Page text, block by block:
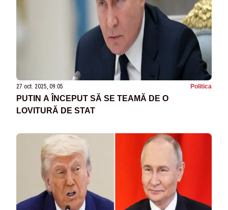
27 oct. 2025, 09:05 Politica
PUTIN A ÎNCEPUT SĂ SE TEAMĂ DE O
LOVITURĂ DE STAT